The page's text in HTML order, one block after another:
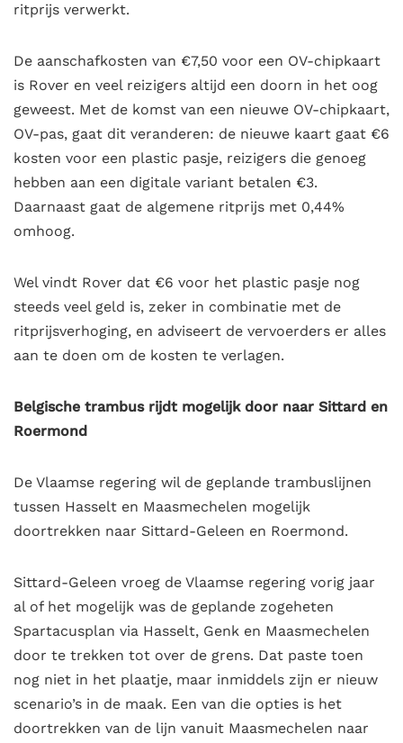
ritprijs verwerkt.
De aanschafkosten van €7,50 voor een OV-chipkaart
is Rover en veel reizigers altijd een doorn in het oog
geweest. Met de komst van een nieuwe OV-chipkaart,
OV-pas, gaat dit veranderen: de nieuwe kaart gaat €6
kosten voor een plastic pasje, reizigers die genoeg
hebben aan een digitale variant betalen €3.
Daarnaast gaat de algemene ritprijs met 0,44%
omhoog.
Wel vindt Rover dat €6 voor het plastic pasje nog
steeds veel geld is, zeker in combinatie met de
ritprijsverhoging, en adviseert de vervoerders er alles
aan te doen om de kosten te verlagen.
Belgische trambus rijdt mogelijk door naar Sittard en
Roermond
De Vlaamse regering wil de geplande trambuslijnen
tussen Hasselt en Maasmechelen mogelijk
doortrekken naar Sittard-Geleen en Roermond.
Sittard-Geleen vroeg de Vlaamse regering vorig jaar
al of het mogelijk was de geplande zogeheten
Spartacusplan via Hasselt, Genk en Maasmechelen
door te trekken tot over de grens. Dat paste toen
nog niet in het plaatje, maar inmiddels zijn er nieuw
scenario’s in de maak. Een van die opties is het
doortrekken van de lijn vanuit Maasmechelen naar